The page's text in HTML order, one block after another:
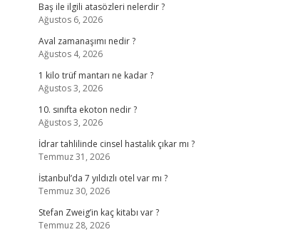
Baş ile ilgili atasözleri nelerdir ?
Ağustos 6, 2026
Aval zamanaşımı nedir ?
Ağustos 4, 2026
1 kilo trüf mantarı ne kadar ?
Ağustos 3, 2026
10. sınıfta ekoton nedir ?
Ağustos 3, 2026
İdrar tahlilinde cinsel hastalık çıkar mı ?
Temmuz 31, 2026
İstanbul’da 7 yıldızlı otel var mı ?
Temmuz 30, 2026
Stefan Zweig’in kaç kitabı var ?
Temmuz 28, 2026